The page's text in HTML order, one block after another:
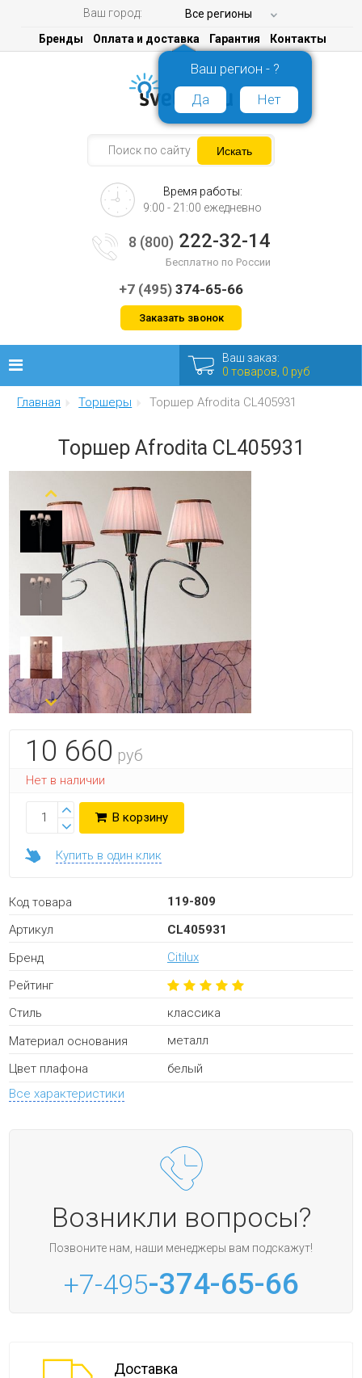
Ваш город: Все регионы
Ваш регион - ?
Да
Нет
Бренды Оплата и доставка Гарантия Контакты
Время работы:
9:00 - 21:00 ежедневно
8 (800) 222-32-14
Бесплатно по России
+7 (495) 374-65-66
Заказать звонок
Люстры
Бра
Интерьерные
Уличные
Распродажа
Мебель
Ваш заказ:
0 товаров, 0 руб
Главная Торшеры Торшер Afrodita CL405931
Торшер Afrodita CL405931
10 660 руб
Нет в наличии
В корзину
Купить в один клик
Код товара
119-809
Артикул
CL405931
Бренд
Citilux
Рейтинг
Стиль
классика
Материал основания
металл
Цвет плафона
белый
Все характеристики
Возникли вопросы?
Позвоните нам, наши менеджеры вам подскажут!
+7-495-374-65-66
Доставка